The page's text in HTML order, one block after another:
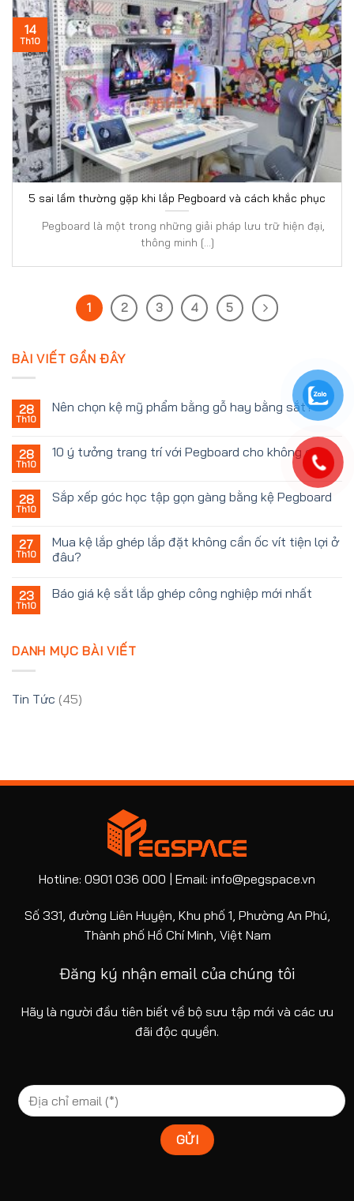
5 sai lầm thường gặp khi lắp Pegboard và cách khắc phục
Pegboard là một trong những giải pháp lưu trữ hiện đại,
thông minh [...]
14
Th10
1 2 3 4 5
BÀI VIẾT GẦN ĐÂY
28
Th10
Nên chọn kệ mỹ phẩm bằng gỗ hay bằng sắt?
28
Th10
10 ý tưởng trang trí với Pegboard cho không gian
28
Th10
Sắp xếp góc học tập gọn gàng bằng kệ Pegboard
27
Th10
Mua kệ lắp ghép lắp đặt không cần ốc vít tiện lợi ở
đâu?
23
Th10
Báo giá kệ sắt lắp ghép công nghiệp mới nhất
DANH MỤC BÀI VIẾT
Tin Tức (45)
Hotline: 0901 036 000 | Email: info@pegspace.vn
Số 331, đường Liên Huyện, Khu phố 1, Phường An Phú,
Thành phố Hồ Chí Minh, Việt Nam
Đăng ký nhận email của chúng tôi
Hãy là người đầu tiên biết về bộ sưu tập mới và các ưu
đãi độc quyền.